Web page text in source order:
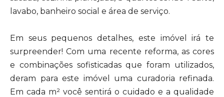
lavabo, banheiro social e área de serviço.
Em seus pequenos detalhes, este imóvel irá te
surpreender! Com uma recente reforma, as cores
e combinações sofisticadas que foram utilizados,
deram para este imóvel uma curadoria refinada.
Em cada m² você sentirá o cuidado e a qualidade